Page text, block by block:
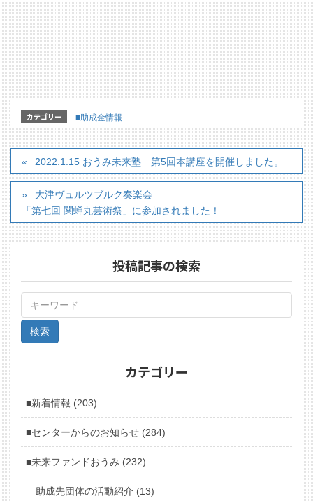
【詳細はこちらのホームページからどうぞ】
https://www.mhlw.go.jp/stf/seisakunitsuite/bunya/00002
07836_00015.html
カテゴリー ■助成金情報
2022.1.15 おうみ未来塾 第5回本講座を開催しました。
大津ヴュルツブルク奏楽会
「第七回 関蝉丸芸術祭」に参加されました！
投稿記事の検索
カテゴリー
■新着情報 (203)
■センターからのお知らせ (284)
■未来ファンドおうみ (232)
助成先団体の活動紹介 (13)